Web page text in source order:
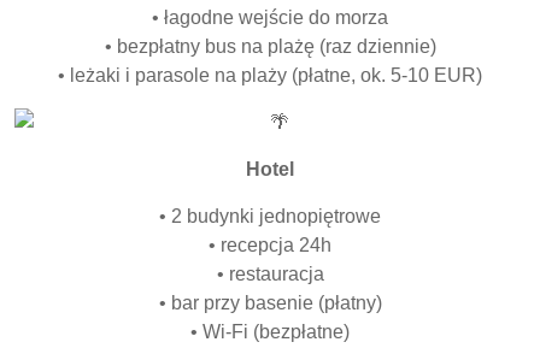
• łagodne wejście do morza
• bezpłatny bus na plażę (raz dziennie)
• leżaki i parasole na plaży (płatne, ok. 5-10 EUR)
Hotel
• 2 budynki jednopiętrowe
• recepcja 24h
• restauracja
• bar przy basenie (płatny)
• Wi-Fi (bezpłatne)